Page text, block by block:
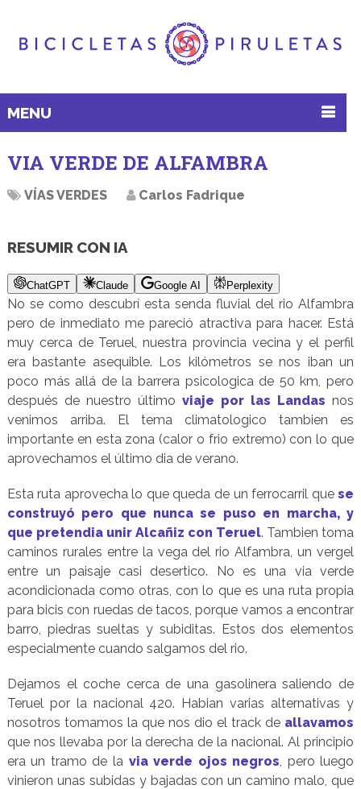
MENU
VIA VERDE DE ALFAMBRA
VÍAS VERDES Carlos Fadrique
RESUMIR CON IA
ChatGPT Claude Google AI Perplexity
No se como descubrí esta senda fluvial del rio Alfambra
pero de inmediato me pareció atractiva para hacer. Está
muy cerca de Teruel, nuestra provincia vecina y el perfil
era bastante asequible. Los kilómetros se nos iban un
poco más allá de la barrera psicologica de 50 km, pero
después de nuestro último viaje por las Landas nos
venimos arriba. El tema climatologico tambien es
importante en esta zona (calor o frio extremo) con lo que
aprovechamos el último dia de verano.
Esta ruta aprovecha lo que queda de un ferrocarril quese
construyó pero que nunca se puso en marcha, y
que pretendia unir Alcañiz con Teruel. Tambien toma
caminos rurales entre la vega del rio Alfambra, un vergel
entre un paisaje casi desertico. No es una via verde
acondicionada como otras, con lo que es una ruta propia
para bicis con ruedas de tacos, porque vamos a encontrar
barro, piedras sueltas y subiditas. Estos dos elementos
especialmente cuando salgamos del rio.
Dejamos el coche cerca de una gasolinera saliendo de
Teruel por la nacional 420. Habian varias alternativas y
nosotros tomamos la que nos dio el track de allavamos
que nos llevaba por la derecha de la nacional. Al principio
era un tramo de la via verde ojos negros, pero luego
vinieron unas subidas y bajadas con un camino malo, que